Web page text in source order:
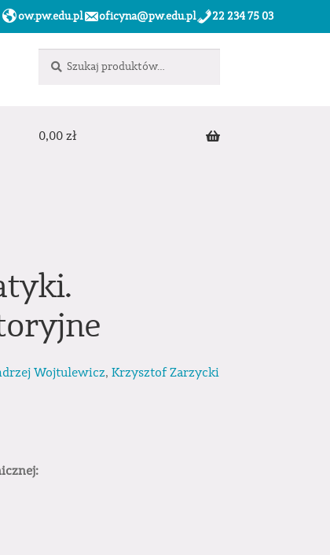
ow.pw.edu.pl oficyna@pw.edu.pl 22 234 75 03
0,00 zł
Wojtulewicz, Krzysztof Zarzycki